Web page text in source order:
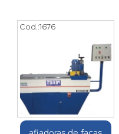
Cod.:1676